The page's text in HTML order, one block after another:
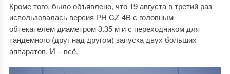
Кроме того, было объявлено, что 19 августа в третий раз
использовалась версия РН CZ-4B с головным
обтекателем диаметром 3.35 м и с переходником для
тандемного (друг над другом) запуска двух больших
аппаратов. И – всё.